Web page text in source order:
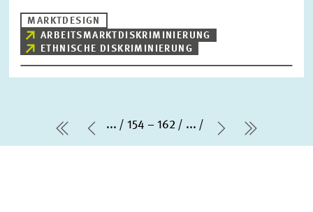
MARKTDESIGN
ARBEITSMARKTDISKRIMINIERUNG
ETHNISCHE DISKRIMINIERUNG
erste Seite
Vorherige Seite
... 154 – 162 ...
Nächste
letzte